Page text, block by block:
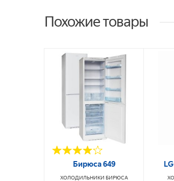
Похожие товары
Бирюса 649
ХОЛОДИЛЬНИКИ БИРЮСА